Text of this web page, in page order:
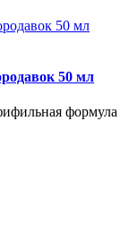
50 мл
формула